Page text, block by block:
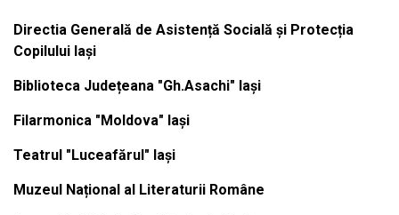
Directia Generală de Asistență Socială și Protecția
Copilului Iași
Biblioteca Județeana "Gh.Asachi" Iași
Filarmonica "Moldova" Iași
Teatrul "Luceafărul" Iași
Muzeul Național al Literaturii Române